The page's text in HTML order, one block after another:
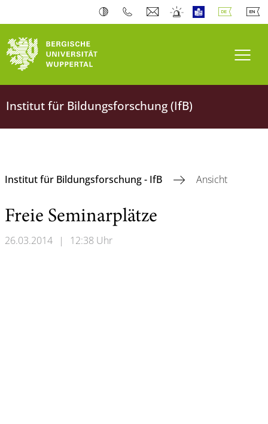
Institut für Bildungsforschung (IfB)
Institut für Bildungsforschung - IfB Ansicht
Freie Seminarplätze
26.03.2014 | 12:38 Uhr